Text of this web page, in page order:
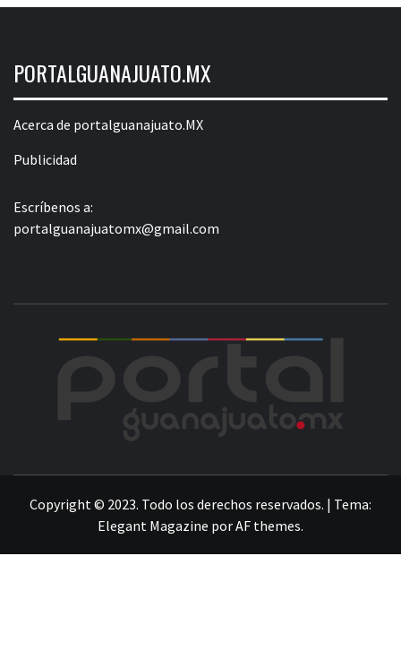
PORTALGUANAJUATO.MX
Acerca de portalguanajuato.MX
Publicidad
Escríbenos a:
portalguanajuatomx@gmail.com
Copyright © 2023. Todo los derechos reservados. | Tema:
Elegant Magazine porAF themes.